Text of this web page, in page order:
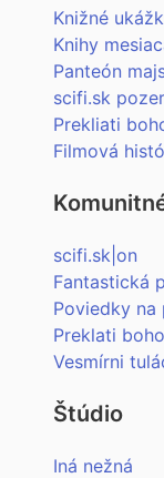
Knižné
Knihy
Panteón
scifi.sk
Prekliati
Filmová
scifi.sk|on
Fantastická
Poviedky na
Preklati
Vesmírni
Štúdio
Iná nežná